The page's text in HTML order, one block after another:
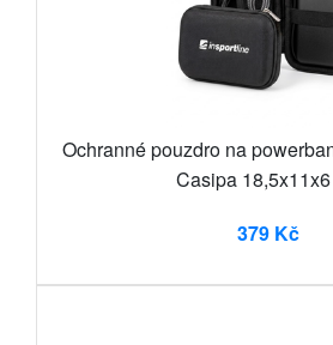
Ochranné pouzdro na
Casipa
379 Kč